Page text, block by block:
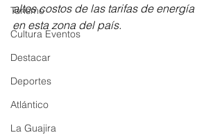
Turismo
Cultura Eventos
Destacar
Deportes
Atlántico
La Guajira
altos costos de las tarifas de energía
en esta zona del país.